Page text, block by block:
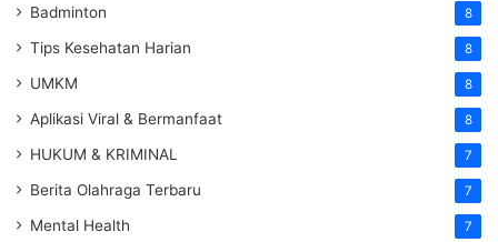
Badminton 8
Tips Kesehatan Harian 8
UMKM 8
Aplikasi Viral & Bermanfaat 8
HUKUM & KRIMINAL 7
Berita Olahraga Terbaru 7
Mental Health 7